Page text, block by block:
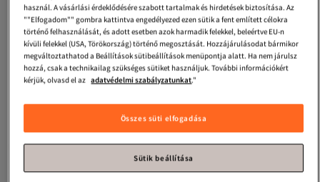
használ. A vásárlási érdeklődésére szabott tartalmak és hirdetések biztosítása. Az
""Elfogadom"" gombra kattintva engedélyezed ezen sütik a fent említett célokra
történő felhasználását, és adott esetben azok harmadik felekkel, beleértve EU-n
kívüli felekkel (USA, Törökország) történő megosztását. Hozzájárulásodat bármikor
megváltoztathatod a Beállítások sütibeállítások menüpontja alatt. Ha nem járulsz
hozzá, csak a technikailag szükséges sütiket használjuk. További információkért
kérjük, olvasd el az adatvédelmi szabályzatunkat."
Összes süti elfogadása
Sütik beállítása